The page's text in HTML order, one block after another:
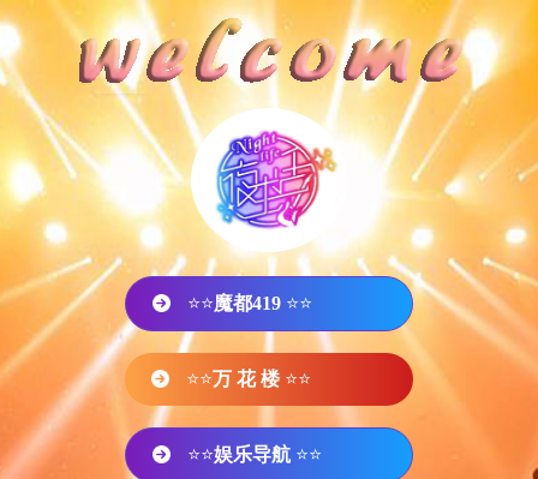
⭐⭐魔都419 ⭐⭐
⭐⭐万 花 楼 ⭐⭐
⭐⭐娱乐导航 ⭐⭐